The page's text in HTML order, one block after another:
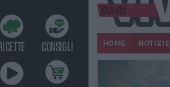
HOME NOTIZIE